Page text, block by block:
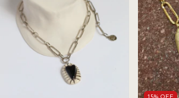
15% OFF